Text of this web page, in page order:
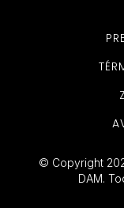
© Copyright
DAM.